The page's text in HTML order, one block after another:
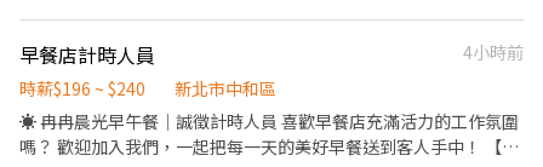
用餐 ⭕學會店舖管理 對餐飲營運工作有興趣 🌟相關福利 1. 起薪200
元，工作累積180小時，調薪206元 2. 工作滿 60小時，每月有額外
獎金 3. 出勤日如遇國定假日，加發1倍薪資 4. 依排班時數比例，滿
年資，給予特休年假 5. 每年有學習補助金 6. 表現好優先轉正式人員
早餐店計時人員
4小時前
時薪$196 ~ $240
新北市中和區
☀️ 冉冉晨光早午餐｜誠徵計時人員 喜歡早餐店充滿活力的工作氛圍
嗎？ 歡迎加入我們，一起把每一天的美好早餐送到客人手中！ 【工